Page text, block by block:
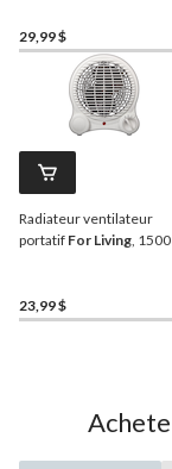
29,99 $
Radiateur ventilateur
portatif For Living , 1500
23,99 $